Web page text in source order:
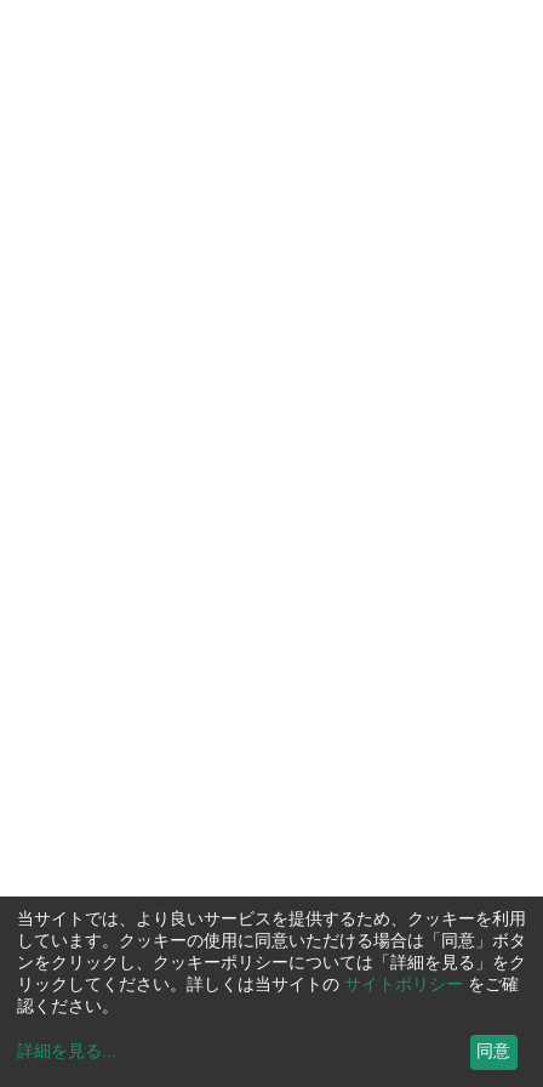
当サイトでは、より良いサービスを提供するため、クッキーを利用
しています。クッキーの使用に同意いただける場合は「同意」ボタ
ンをクリックし、クッキーポリシーについては「詳細を見る」をク
リックしてください。詳しくは当サイトの サイトポリシー をご確
認ください。
詳細を見る ... 同意